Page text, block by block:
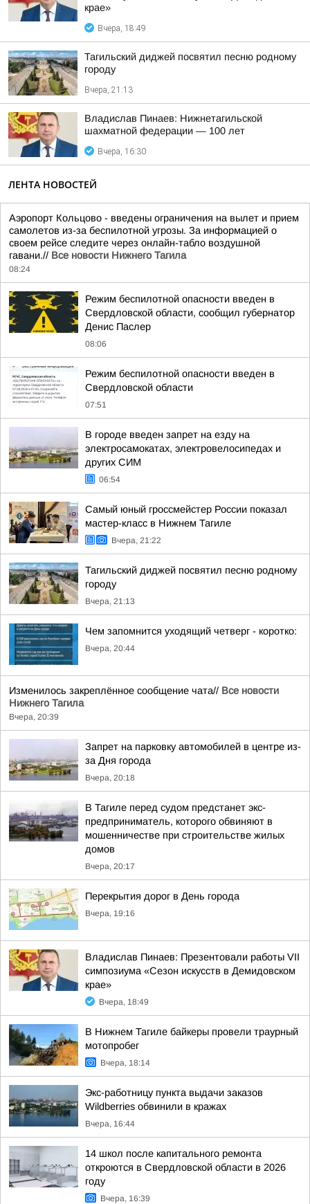
крае»
Вчера, 18:49
Тагильский диджей посвятил песню родному
городу
Вчера, 21:13
Владислав Пинаев: Нижнетагильской
шахматной федерации — 100 лет
Вчера, 16:30
ЛЕНТА НОВОСТЕЙ
Аэропорт Кольцово - введены ограничения на вылет и прием
самолетов из-за беспилотной угрозы. За информацией о
своем рейсе следите через онлайн-табло воздушной
гавани.// Все новости Нижнего Тагила
08:24
Режим беспилотной опасности введен в
Свердловской области, сообщил губернатор
Денис Паслер
08:06
Режим беспилотной опасности введен в
Свердловской области
07:51
В городе введен запрет на езду на
электросамокатах, электровелосипедах и
других СИМ
06:54
Самый юный гроссмейстер России показал
мастер-класс в Нижнем Тагиле
Вчера, 21:22
Тагильский диджей посвятил песню родному
городу
Вчера, 21:13
Чем запомнится уходящий четверг - коротко:
Вчера, 20:44
Изменилось закреплённое сообщение чата// Все новости
Нижнего Тагила
Вчера, 20:39
Запрет на парковку автомобилей в центре из-
за Дня города
Вчера, 20:18
В Тагиле перед судом предстанет экс-
предприниматель, которого обвиняют в
мошенничестве при строительстве жилых
домов
Вчера, 20:17
Перекрытия дорог в День города
Вчера, 19:16
Владислав Пинаев: Презентовали работы VII
симпозиума «Сезон искусств в Демидовском
крае»
Вчера, 18:49
В Нижнем Тагиле байкеры провели траурный
мотопробег
Вчера, 18:14
Экс-работницу пункта выдачи заказов
Wildberries обвинили в кражах
Вчера, 16:44
14 школ после капитального ремонта
откроются в Свердловской области в 2026
году
Вчера, 16:39